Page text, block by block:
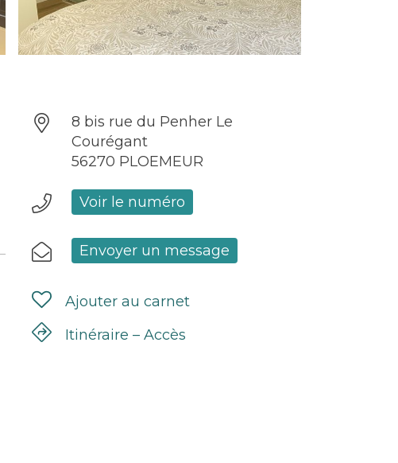
8 bis rue du Penher Le
Courégant
56270 PLOEMEUR
Voir le numéro
Envoyer un message
Ajouter au carnet
Itinéraire – Accès